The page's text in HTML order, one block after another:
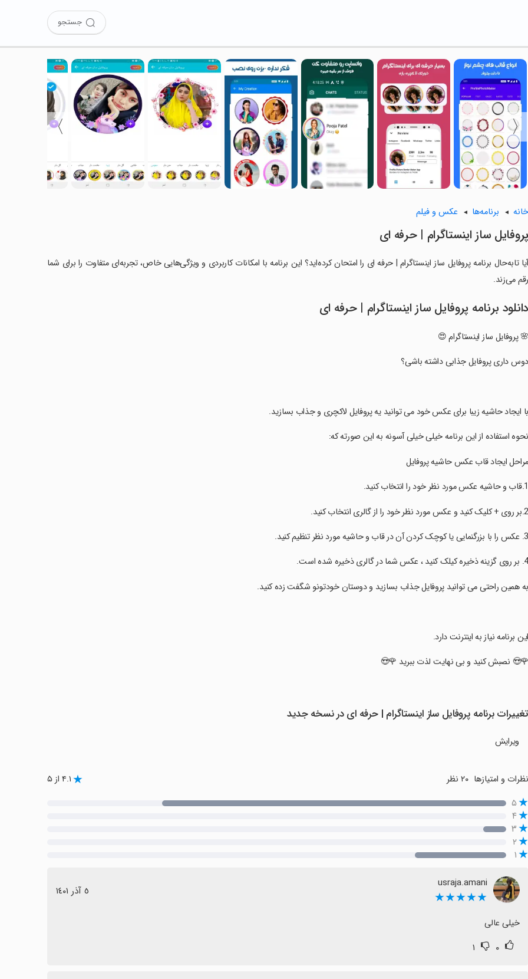
جستجو
〈
〉
خانه برنامه‌ها عکس و فیلم
پروفایل ساز اینستاگرام | حرفه ای
آیا تابه‌حال برنامه پروفایل ساز اینستاگرام | حرفه ای را امتحان کرده‌اید؟ این برنامه با امکانات کاربردی و ویژگی‌هایی خاص، تجربه‌ای متفاوت را برای شما
رقم می‌زند.
دانلود برنامه پروفایل ساز اینستاگرام | حرفه ای
🌸 پروفایل ساز اینستاگرام 😍
‏دوس داری پروفایل جذابی داشته باشی؟
‏با ایجاد حاشیه زیبا برای عکس خود می توانید یه پروفایل لاکچری و جذاب بسازید.
‏نحوه استفاده از این برنامه خیلی خیلی آسونه به این صورته که:
‏مراحل ایجاد قاب عکس حاشیه پروفایل
‏به همین راحتی می توانید پروفایل جذاب بسازید و دوستان خودتونو شگفت زده کنید.
‏این برنامه نیاز به اینترنت دارد.
‏🌹😍 نصبش کنید و بی نهایت لذت ببرید 🌹😍
تغییرات برنامه پروفایل ساز اینستاگرام | حرفه ای در نسخه جدید
ویرایش
نظرات و امتیازها ۲۰ نظر ۴.۱ از ۵
۵
۴
۳
۲
۱
usraja.amani
★★★★★ ٥ آذر ١٤٠١
خیلی عالی
۰ ۱